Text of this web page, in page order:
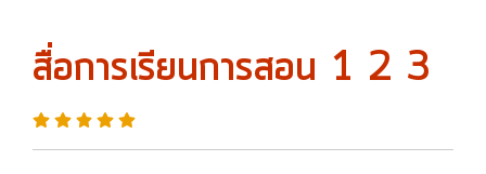
สื่อการเรียนการสอน 1 2 3